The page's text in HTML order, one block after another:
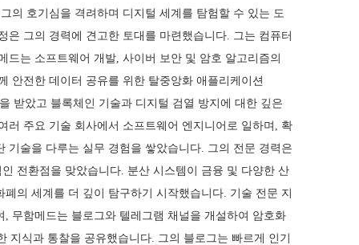
의 호기심을 격려하며 디지털 세계를 탐험할 수 있는 도
은 그의 경력에 견고한 토대를 마련했습니다. 그는 컴퓨터
는 소프트웨어 개발, 사이버 보안 및 암호 알고리즘의
안전한 데이터 공유를 위한 탈중앙화 애플리케이션
받았고 블록체인 기술과 디지털 검열 방지에 대한 깊은
러 주요 기술 회사에서 소프트웨어 엔지니어로 일하며, 확
기술을 다루는 실무 경험을 쌓았습니다. 그의 전문 경력은
전환점을 맞았습니다. 분산 시스템이 금융 및 다양한 산
의 세계를 더 깊이 탐구하기 시작했습니다. 기술 전문 지
무함메드는 블로그와 텔레그램 채널을 개설하여 암호화
지식과 통찰을 공유했습니다. 그의 블로그는 빠르게 인기